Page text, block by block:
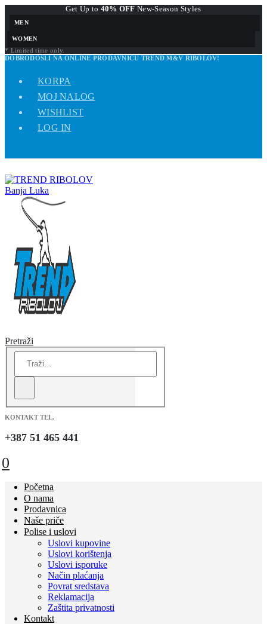
Get Up to 40% OFF New-Season Styles
MEN
WOMEN
* Limited time only.
DOBRODOŠLI NA ONLINE PRODAVNICU TREND M&V RIBOLOV!
KORPA
MOJ NALOG
WISHLIST
LOG IN
Pretraži
KONTAKT TEL.
+387 51 465 441
0
Početna
O nama
Prodavnica
Naše priče
Polise i uslovi
Uslovi kupovine
Uslovi korištenja
Uslovi isporuke
Način plaćanja
Povrat sredstava
Reklamacija
Zaštita privatnosti
Kontakt